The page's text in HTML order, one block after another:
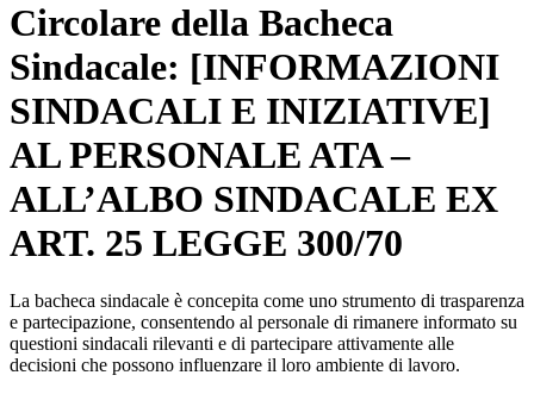
Circolare della Bacheca
Sindacale: [INFORMAZIONI
SINDACALI E INIZIATIVE]
AL PERSONALE ATA –
ALL’ALBO SINDACALE EX
ART. 25 LEGGE 300/70
La bacheca sindacale è concepita come uno strumento di trasparenza
e partecipazione, consentendo al personale di rimanere informato su
questioni sindacali rilevanti e di partecipare attivamente alle
decisioni che possono influenzare il loro ambiente di lavoro.